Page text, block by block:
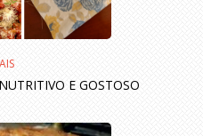
E GOSTOSO